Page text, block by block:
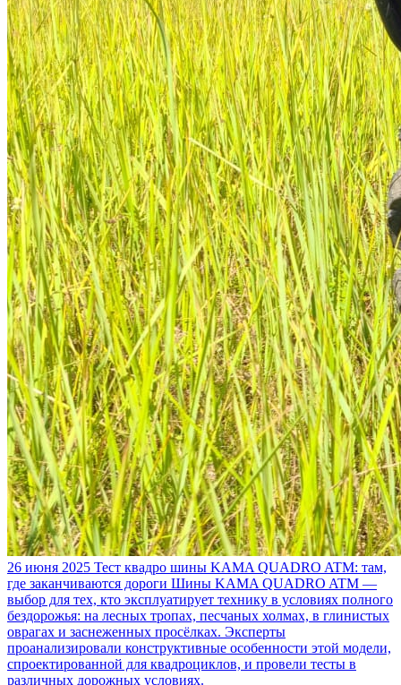
26 июня 2025 Тест квадро шины KAMA QUADRO ATM: там,
где заканчиваются дороги Шины KAMA QUADRO ATM —
выбор для тех, кто эксплуатирует технику в условиях полного
бездорожья: на лесных тропах, песчаных холмах, в глинистых
оврагах и заснеженных просёлках. Эксперты
проанализировали конструктивные особенности этой модели,
спроектированной для квадроциклов, и провели тесты в
различных дорожных условиях.